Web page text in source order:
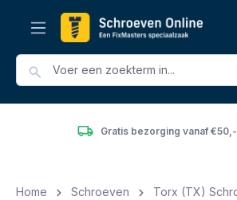
Gratis bezorging vanaf €50,- (incl. btw)
Home Schroeven
Torx (TX)